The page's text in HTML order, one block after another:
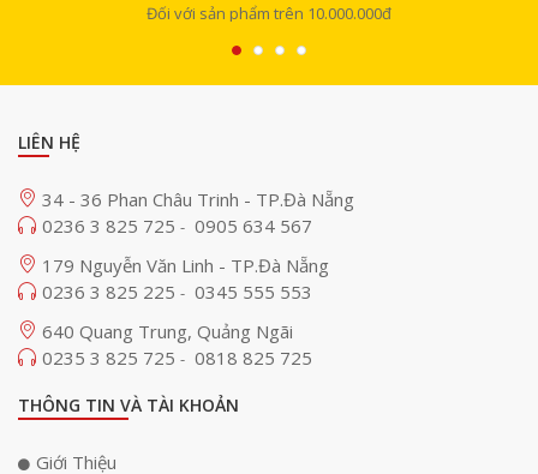
Đối với sản phẩm trên 10.000.000đ
LIÊN HỆ
34 - 36 Phan Châu Trinh - TP.Đà Nẵng
0236 3 825 725 - 0905 634 567
179 Nguyễn Văn Linh - TP.Đà Nẵng
0236 3 825 225 - 0345 555 553
640 Quang Trung, Quảng Ngãi
0235 3 825 725 - 0818 825 725
THÔNG TIN VÀ TÀI KHOẢN
Giới Thiệu